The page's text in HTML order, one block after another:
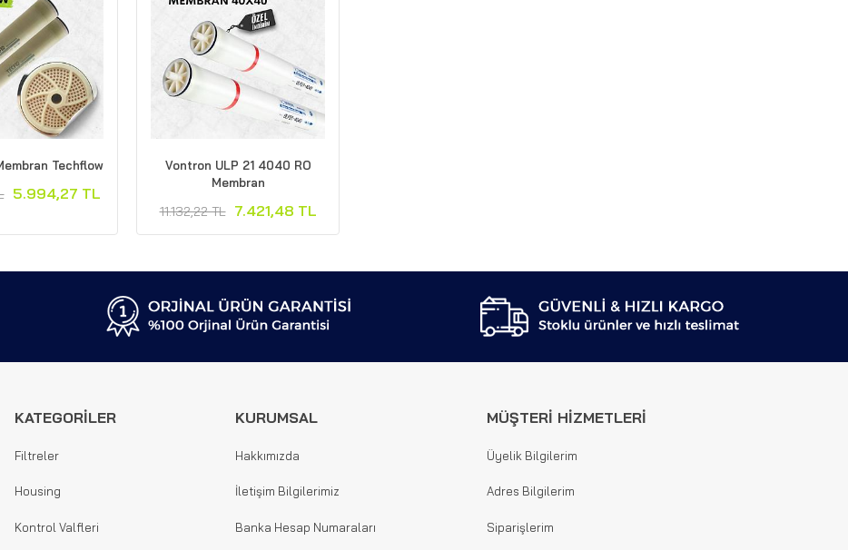
Techflow
5.994,27 TL
Vontron ULP 21 4040 RO
Membran
11.132,22 TL 7.421,48 TL
KATEGORİLER
Filtreler
Housing
Kontrol Valfleri
KURUMSAL
Hakkımızda
İletişim Bilgilerimiz
Banka Hesap Numaraları
MÜŞTERİ HİZMETLERİ
Üyelik Bilgilerim
Adres Bilgilerim
Siparişlerim